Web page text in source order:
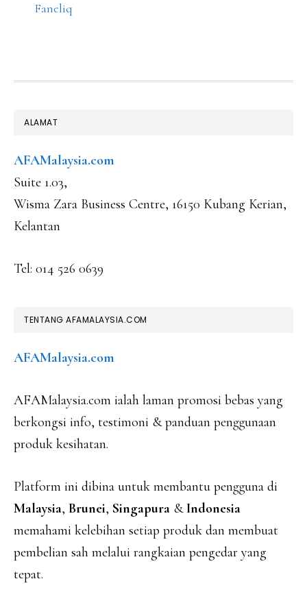
Faneliq
FOOTER
ALAMAT
AFAMalaysia.com
Suite 1.03,
Wisma Zara Business Centre, 16150 Kubang Kerian,
Kelantan
Tel: 014 526 0639
TENTANG AFAMALAYSIA.COM
AFAMalaysia.com
AFAMalaysia.com ialah laman promosi bebas yang
berkongsi info, testimoni & panduan penggunaan
produk kesihatan.
Platform ini dibina untuk membantu pengguna di
Malaysia, Brunei, Singapura &Indonesia
memahami kelebihan setiap produk dan membuat
pembelian sah melalui rangkaian pengedar yang
tepat.